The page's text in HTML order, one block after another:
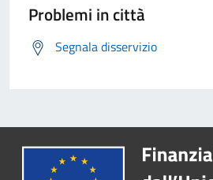
Problemi in città
Segnala disservizio